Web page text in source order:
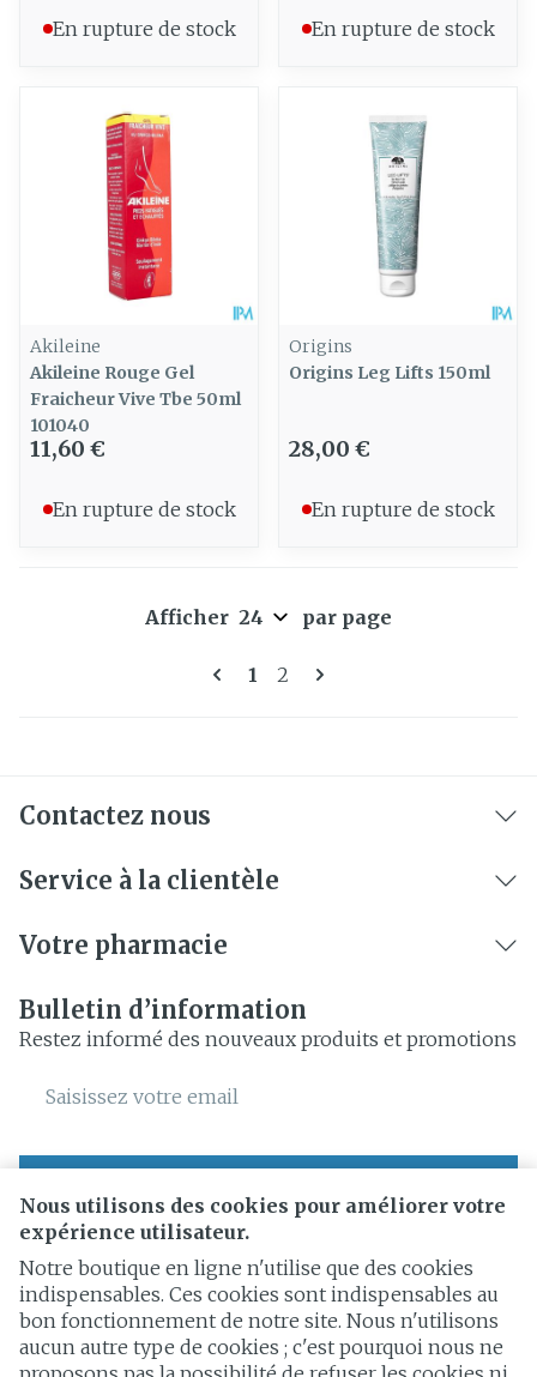
Nous utilisons des cookies pour améliorer votre
expérience utilisateur.
Notre boutique en ligne n'utilise que des cookies
indispensables. Ces cookies sont indispensables au
bon fonctionnement de notre site. Nous n'utilisons
aucun autre type de cookies ; c'est pourquoi nous ne
En rupture de stock En rupture de stock
Akileine
Akileine Rouge Gel
Fraicheur Vive Tbe 50ml
101040
11,60 €
En rupture de stock
Origins
Origins Leg Lifts 150ml
28,00 €
En rupture de stock
Pages
Vous lisez actuellement la
1 Page
2
Afficher par page
Contactez nous
Service à la clientèle
Votre pharmacie
Bulletin d’information
Restez informé des nouveaux produits et promotions
Adresse mail
En cliquant sur s'abonner, vous vous abonnez à notre
newsletter et acceptez notrepolitique de confidentialité